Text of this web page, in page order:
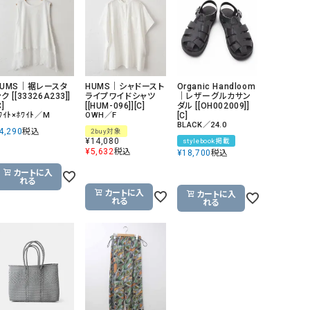
GO TO HOLLYWOOD（ゴートゥーハリウ
ッド）
THIRTY（サーティ）
G-STAR RAW（ジースターロウ） tumugu:（ツムグ）
GOOD SPEED（グッドスピード）
GAIMO（ガイモ）
UNIVERSAL OVERALL（
GRAMICCI（グラミチ）
USU GALLERY（ユーエス
ー）
（ｇ） （グラム）
Gives a sense of fullment +phenix（フェニックス）
ICHI（イチ）
ILIMA（イリマ）
｜裾レースタ
ク [[33326A233]]
ｲﾄ×ﾎﾜｲﾄ／M
税込
カートに入
れる
HUMS｜シャドースト
ライプワイドシャツ
[[HUM-096]][C]
OWH／F
2buy対象
¥14,080
¥5,632税込
カートに入
れる
Organic Handloom
｜レザーグルカサン
ダル [[OH002009]]
[C]
BLACK／24.0
stylebook掲載
¥18,700税込
カートに入
れる